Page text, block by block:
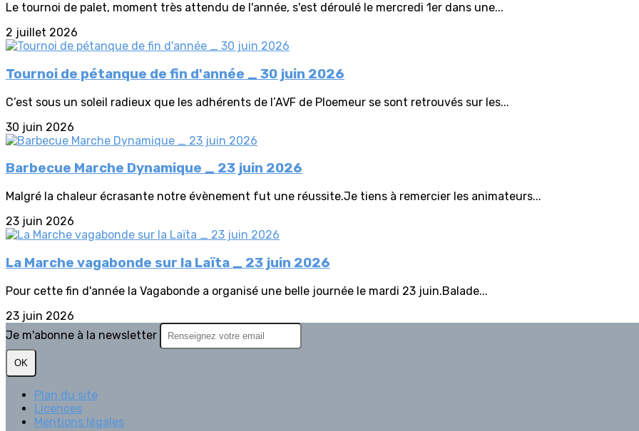
Le tournoi de palet, moment très attendu de l'année, s'est déroulé le mercredi 1er dans une...
2 juillet 2026
Tournoi de pétanque de fin d'année _ 30 juin 2026
C’est sous un soleil radieux que les adhérents de l’AVF de Ploemeur se sont retrouvés sur les...
30 juin 2026
Barbecue Marche Dynamique _ 23 juin 2026
Malgré la chaleur écrasante notre évènement fut une réussite.Je tiens à remercier les animateurs...
23 juin 2026
La Marche vagabonde sur la Laïta _ 23 juin 2026
Pour cette fin d'année la Vagabonde a organisé une belle journée le mardi 23 juin.Balade...
23 juin 2026
Je m'abonne à la newsletter
OK
Plan du site
Licences
Mentions légales